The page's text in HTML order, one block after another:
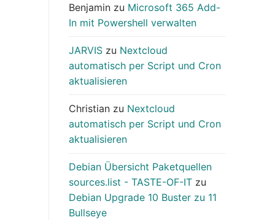
Benjamin zu Microsoft 365 Add-
In mit Powershell verwalten
JARVIS zu Nextcloud
automatisch per Script und Cron
aktualisieren
Christian zu Nextcloud
automatisch per Script und Cron
aktualisieren
Debian Übersicht Paketquellen
sources.list - TASTE-OF-IT zu
Debian Upgrade 10 Buster zu 11
Bullseye